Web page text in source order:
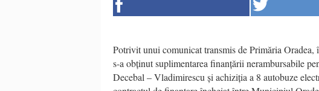
Potrivit unui comunicat transmis de Primăria
s-a obținut suplimentarea finanțării nerambursabile
Decebal – Vladimirescu și achiziția a 8 autobuze